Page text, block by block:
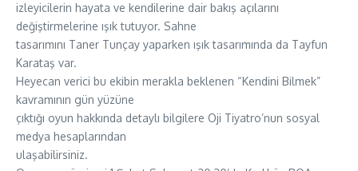
izleyicilerin hayata ve kendilerine dair bakış açılarını
değiştirmelerine ışık tutuyor. Sahne
tasarımını Taner Tunçay yaparken ışık tasarımında da Tayfun
Karataş var.
Heyecan verici bu ekibin merakla beklenen “Kendini Bilmek”
kavramının gün yüzüne
çıktığı oyun hakkında detaylı bilgilere Oji Tiyatro’nun sosyal
medya hesaplarından
ulaşabilirsiniz.